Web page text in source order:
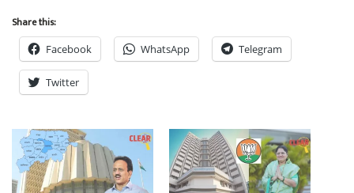
Share this:
Facebook WhatsApp Telegram
Twitter